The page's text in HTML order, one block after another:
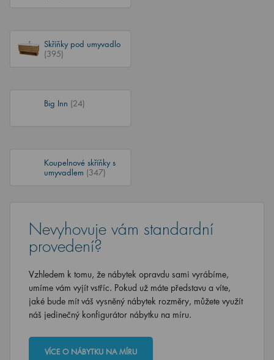
Skříňky pod umyvadlo
(395)
Big Inn (24)
Koupelnové skříňky s
umyvadlem (347)
Nevyhovuje vám standardní
provedení?
Vzhledem k tomu, že nábytek opravdu sami vyrábíme,
umíme vám vyjít vstříc. Pokud už máte představu a víte,
jaké bude mít váš vysněný nábytek rozměry, můžete využít
náš jedinečný konfigurátor nábytku na míru.
VÍCE O NÁBYTKU NA MÍRU